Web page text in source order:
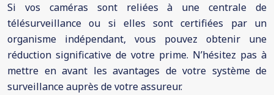
Si vos caméras sont reliées à une centrale de
télésurveillance ou si elles sont certifiées par un
organisme indépendant, vous pouvez obtenir une
réduction significative de votre prime. N’hésitez pas à
mettre en avant les avantages de votre système de
surveillance auprès de votre assureur.